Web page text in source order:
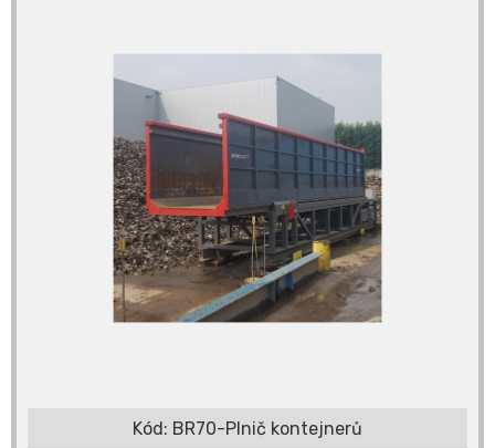
Kód: BR70-Plnič kontejnerů